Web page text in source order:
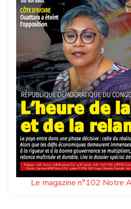
Le magazine n°102 Notre